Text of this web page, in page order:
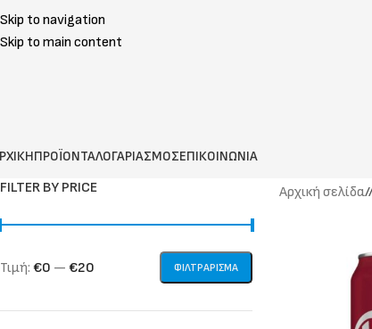
Skip to navigation
Skip to main content
ΠΡΟΪΟΝΤΑΛΟΓΑΡΙΑΣΜΟΣΕΠΙΚΟΙΝΩΝΙΑ
FILTER BY PRICE
ΦΙΛΤΡΆΡΙΣΜΑ
Τιμή: €0 — €20
Αρχική σελίδα/